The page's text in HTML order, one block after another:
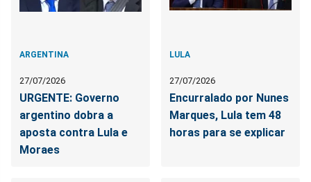
ARGENTINA
27/07/2026
URGENTE: Governo
argentino dobra a
aposta contra Lula e
Moraes
LULA
27/07/2026
Encurralado por Nunes
Marques, Lula tem 48
horas para se explicar